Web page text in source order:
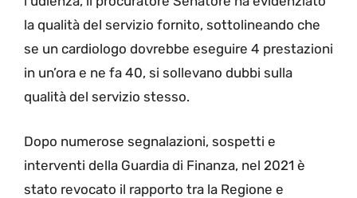
la qualità del servizio fornito, sottolineando che
se un cardiologo dovrebbe eseguire 4 prestazioni
in un’ora e ne fa 40, si sollevano dubbi sulla
qualità del servizio stesso.
Dopo numerose segnalazioni, sospetti e
interventi della Guardia di Finanza, nel 2021 è
stato revocato il rapporto tra la Regione e